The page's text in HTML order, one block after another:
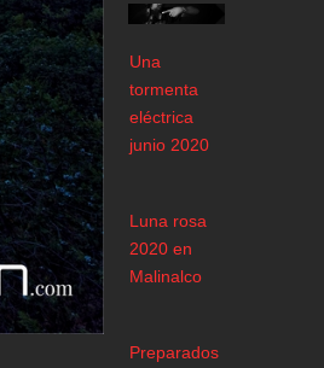
Una
tormenta
eléctrica
junio 2020
Luna rosa
2020 en
Malinalco
Preparados